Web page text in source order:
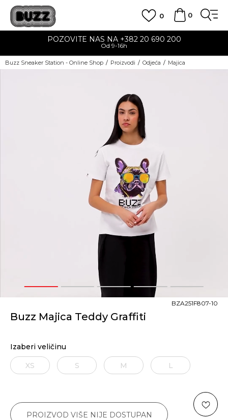
0
0
POZOVITE NAS NA +382 20 690 200
Od 9-16h
Buzz Sneaker Station - Online Shop Proizvodi Odjeća Majica
1 2 3 4 5
Buzz Majica Teddy Graffiti
BZA251F807-10
Izaberi veličinu
XS S M L
PROIZVOD VIŠE NIJE DOSTUPAN